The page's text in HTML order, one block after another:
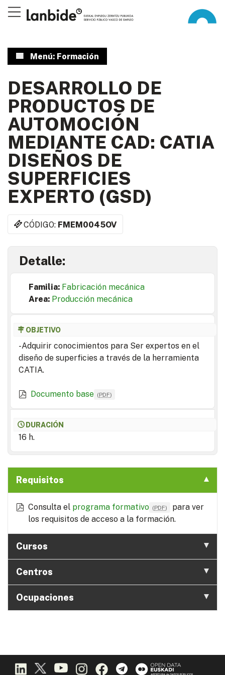
Menú: Formación
DESARROLLO DE
PRODUCTOS DE
AUTOMOCIÓN
MEDIANTE CAD: CATIA
DISEÑOS DE
SUPERFICIES
EXPERTO (GSD)
CÓDIGO: FMEM0045OV
Detalle:
Familia: Fabricación mecánica
Area: Producción mecánica
OBJETIVO
-Adquirir conocimientos para Ser expertos en el
diseño de superficies a través de la herramienta
CATIA.
Documento base (PDF)
DURACIÓN
16 h.
Requisitos
Consulta el programa formativo (PDF)
para ver
los requisitos de acceso a la formación.
Cursos
Centros
Ocupaciones